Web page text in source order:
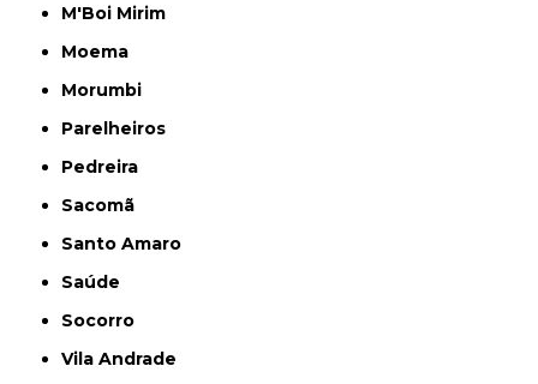
M'Boi Mirim
Moema
Morumbi
Parelheiros
Pedreira
Sacomã
Santo Amaro
Saúde
Socorro
Vila Andrade